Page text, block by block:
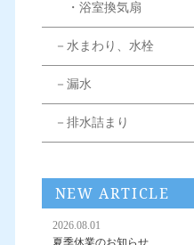
・浴室換気扇
－水まわり、水栓
－漏水
－排水詰まり
NEW ARTICLE
2026.08.01
夏季休業のお知らせ